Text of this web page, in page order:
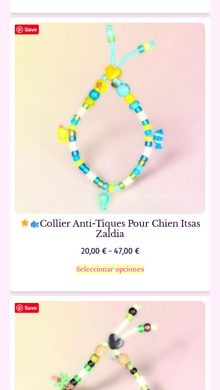
Save
Collier Anti-Tiques Pour Chien Itsas
Zaldia
20,00 € - 47,00 €
Seleccionar opciones
Save